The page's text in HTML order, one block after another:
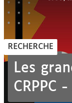
RECHERCHE
Les
CRPPC